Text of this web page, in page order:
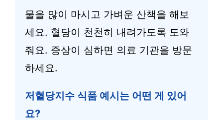
물을 많이 마시고 가벼운 산책을 해보
세요. 혈당이 천천히 내려가도록 도와
줘요. 증상이 심하면 의료 기관을 방문
하세요.
저혈당지수 식품 예시는 어떤 게 있어
요?